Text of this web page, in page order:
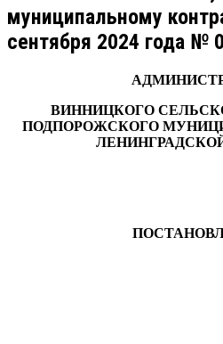
муниципальному
сентября 2024 года №
ВИННИЦКОГО
ПОДПОРОЖСКОГО